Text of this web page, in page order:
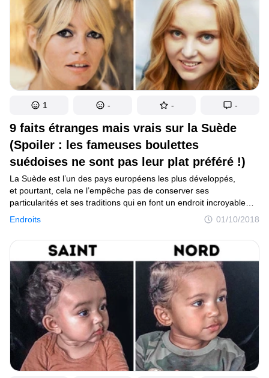
9 faits étranges mais vrais sur la Suède
(Spoiler : les fameuses boulettes
suédoises ne sont pas leur plat préféré !)
Endroits 01/10/2018
La Suède est l’un des pays européens les plus développés,
et pourtant, cela ne l’empêche pas de conserver ses
particularités et ses traditions qui en font un endroit incroyable
et unique. Par exemple, les Suédois respectent énormément
le Service du Trésor Public et adorent payer leurs impôts, les
femmes ne sont pas particulièrement ravies de leur couleur
naturelle de cheveux et les enfants reçoivent le nom de la mère,
et non celui du père à leur naissance. Si quand tu penses
à ce pays scandinave, il ne te vient à l’esprit que Karlsson ou les
délicieuses boulettes de viande d’IKEA, cet article est fait pour toi.
1 - - -